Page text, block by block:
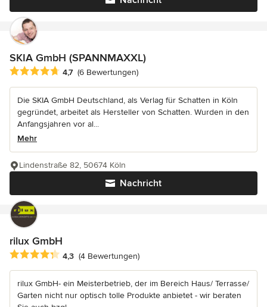
SKIA GmbH (SPANNMAXXL)
Durchschnittliche Bewertung: 4.7 von 5 Sternen
4,7 (6 Bewertungen)
Die SKIA GmbH Deutschland, als Verlag für Schatten in Köln
gegründet, arbeitet als Hersteller von Schatten. Wurden in den
Anfangsjahren vor al...
Mehr
Nachricht
Lindenstraße 82, 50674 Köln
rilux GmbH
Durchschnittliche Bewertung: 4.3 von 5 Sternen
4,3 (4 Bewertungen)
rilux GmbH- ein Meisterbetrieb, der im Bereich Haus/ Terrasse/
Garten nicht nur optisch tolle Produkte anbietet - wir beraten